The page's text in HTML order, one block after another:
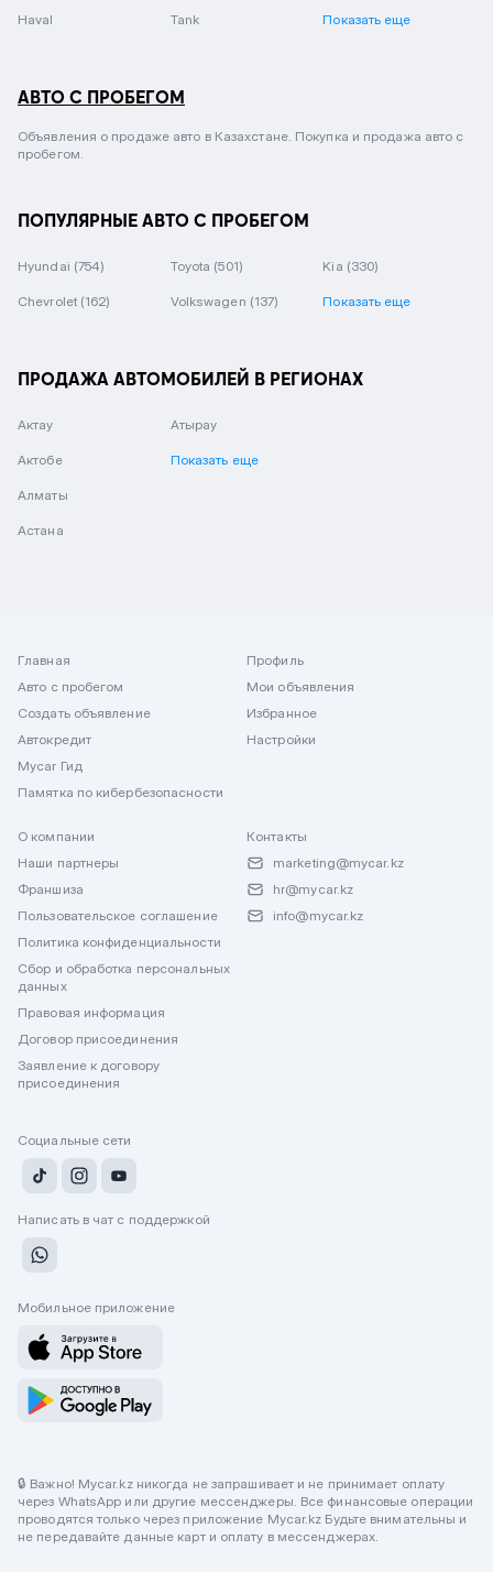
Haval Tank Показать еще
АВТО С ПРОБЕГОМ
Объявления о продаже авто в Казахстане. Покупка и продажа авто с
пробегом.
ПОПУЛЯРНЫЕ АВТО С ПРОБЕГОМ
Hyundai (754) Toyota (501) Kia (330)
Chevrolet (162) Volkswagen (137) Показать еще
ПРОДАЖА АВТОМОБИЛЕЙ В РЕГИОНАХ
Актау
Актобе
Алматы
Астана
Атырау
Показать еще
Главная
Авто с пробегом
Создать объявление
Автокредит
Mycar Гид
Памятка по кибербезопасности
Профиль
Мои объявления
Избранное
Настройки
О компании
Наши партнеры
Франшиза
Пользовательское соглашение
Политика конфиденциальности
Сбор и обработка персональных
данных
Правовая информация
Договор присоединения
Заявление к договору
присоединения
Контакты
marketing@mycar.kz
hr@mycar.kz
info@mycar.kz
Социальные сети
Написать в чат с поддержкой
Мобильное приложение
🔒 Важно! Mycar.kz никогда не запрашивает и не принимает оплату
через WhatsApp или другие мессенджеры. Все финансовые операции
проводятся только через приложение Mycar.kz Будьте внимательны и
не передавайте данные карт и оплату в мессенджерах.